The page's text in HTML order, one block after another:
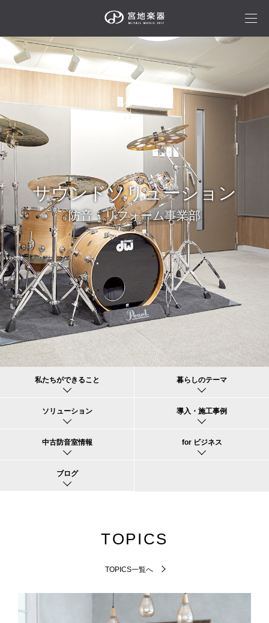
サウンドソリューション
防音・リフォーム事業部
私たちができること 暮らしのテーマ
ソリューション 導入・施工事例
中古防音室情報 for ビジネス
ブログ
TOPICS
TOPICS一覧へ